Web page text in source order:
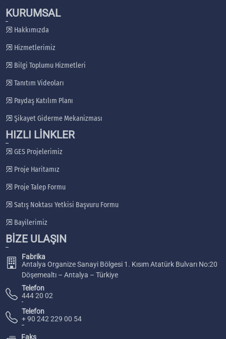
KURUMSAL
Hakkımızda
Hizmetlerimiz
Bilgi Toplumu Hizmetleri
Tanıtım Videoları
Paydaş Katılım Planı
Şikayet Giderme Mekanizması
HIZLI LİNKLER
GES Projelerimiz
Proje Haritamız
Proje Talep Formu
Satış Noktası Yetkisi Başvuru Formu
Bayilerimiz
BİZE ULAŞIN
Fabrika
Antalya Organize Sanayi Bölgesi 1. Kısım Atatürk Bulvarı No:20
Döşemealtı – Antalya – Türkiye
Telefon
444 20 02
Telefon
+ 90 242 229 00 54
Faks